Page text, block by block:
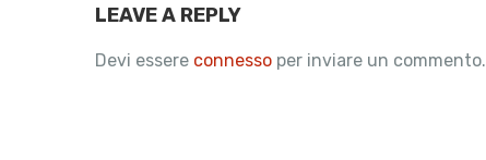
LEAVE A REPLY
Devi essere connesso per inviare un commento.